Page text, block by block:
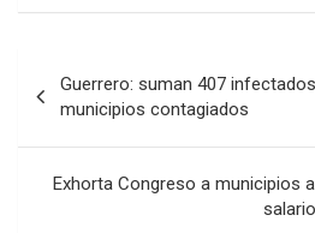
de
entradas
Guerrero: suman 407
municipios contagiados
Exhorta Congreso a municipios